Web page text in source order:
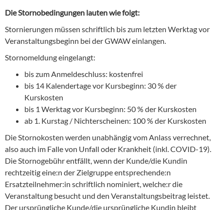
Die Stornobedingungen lauten wie folgt:
Stornierungen müssen schriftlich bis zum letzten Werktag vor
Veranstaltungsbeginn bei der GWAW einlangen.
Stornomeldung eingelangt:
bis zum Anmeldeschluss: kostenfrei
bis 14 Kalendertage vor Kursbeginn: 30 % der
Kurskosten
bis 1 Werktag vor Kursbeginn: 50 % der Kurskosten
ab 1. Kurstag / Nichterscheinen: 100 % der Kurskosten
Die Stornokosten werden unabhängig vom Anlass verrechnet,
also auch im Falle von Unfall oder Krankheit (inkl. COVID-19).
Die Stornogebühr entfällt, wenn der Kunde/die Kundin
rechtzeitig eine:n der Zielgruppe entsprechende:n
Ersatzteilnehmer:in schriftlich nominiert, welche:r die
Veranstaltung besucht und den Veranstaltungsbeitrag leistet.
Der ursprüngliche Kunde/die ursprüngliche Kundin bleibt